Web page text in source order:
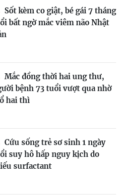
Sốt kèm co giật, bé gái 7 tháng
bất ngờ mắc viêm não Nhật
Mắc đồng thời hai ung thư,
bệnh 73 tuổi vượt qua nhờ
hai thì
Cứu sống trẻ sơ sinh 1 ngày
suy hô hấp nguy kịch do
surfactant